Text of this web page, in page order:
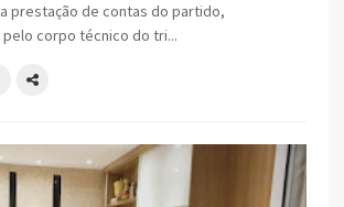
prestação de contas do partido,
pelo corpo técnico do tri...